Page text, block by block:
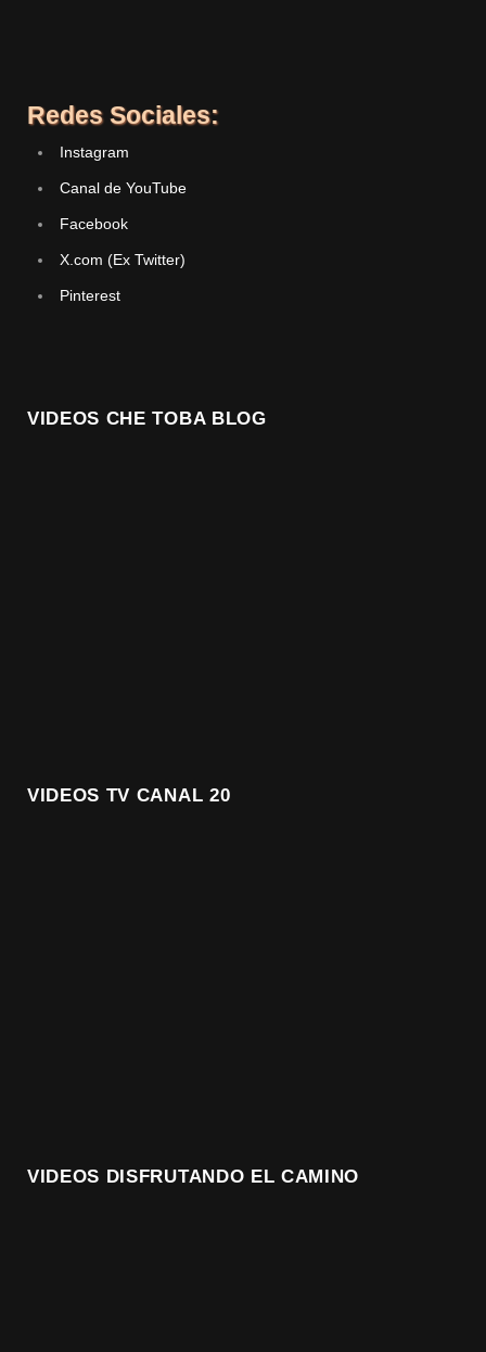
Redes Sociales:
Instagram
Canal de YouTube
Facebook
X.com (Ex Twitter)
Pinterest
VIDEOS CHE TOBA BLOG
VIDEOS TV CANAL 20
VIDEOS DISFRUTANDO EL CAMINO